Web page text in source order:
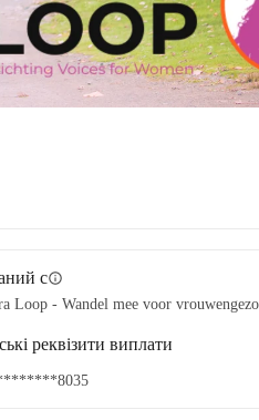
сinfo
Loop - Wandel mee voor
реквізити виплати